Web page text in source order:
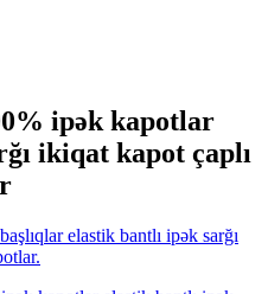
ipək kapotlar
ikiqat kapot çaplı